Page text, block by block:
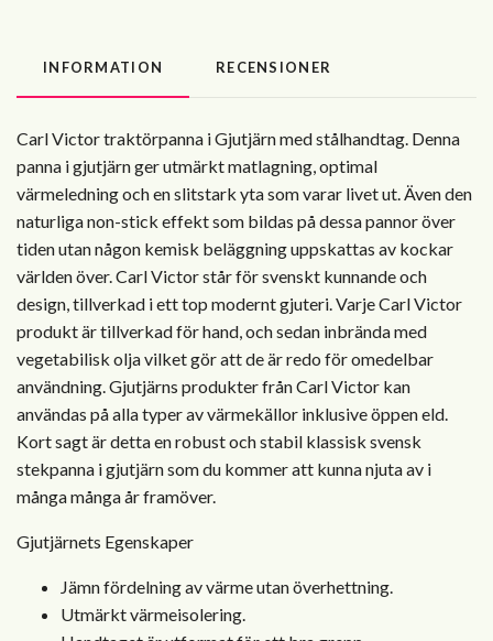
INFORMATION RECENSIONER
Carl Victor traktörpanna i Gjutjärn med stålhandtag. Denna
panna i gjutjärn ger utmärkt matlagning, optimal
värmeledning och en slitstark yta som varar livet ut. Även den
naturliga non-stick effekt som bildas på dessa pannor över
tiden utan någon kemisk beläggning uppskattas av kockar
världen över. Carl Victor står för svenskt kunnande och
design, tillverkad i ett top modernt gjuteri. Varje Carl Victor
produkt är tillverkad för hand, och sedan inbrända med
vegetabilisk olja vilket gör att de är redo för omedelbar
användning. Gjutjärns produkter från Carl Victor kan
användas på alla typer av värmekällor inklusive öppen eld.
Kort sagt är detta en robust och stabil klassisk svensk
stekpanna i gjutjärn som du kommer att kunna njuta av i
många många år framöver.
Gjutjärnets Egenskaper
Jämn fördelning av värme utan överhettning.
Utmärkt värmeisolering.